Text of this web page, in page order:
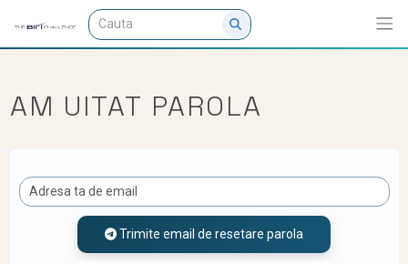
AM UITAT PAROLA
Trimite email de resetare parola